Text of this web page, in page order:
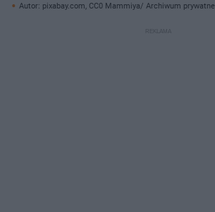
Autor: pixabay.com, CC0 Mammiya/ Archiwum prywatne